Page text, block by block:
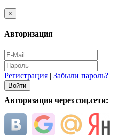
×
Авторизация
Регистрация | Забыли пароль?
Авторизация через соц.сети: